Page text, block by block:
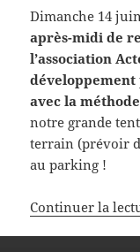
Dimanche 14
après-midi de
l’association
développement
avec la
notre grande
terrain (prévoir
au parking !
Continuer la